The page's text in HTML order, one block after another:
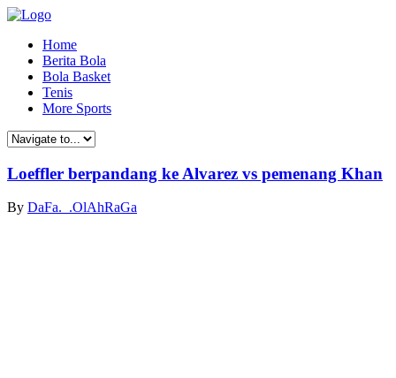
Home
Berita Bola
Bola Basket
Tenis
More Sports
Loeffler berpandang ke Alvarez vs pemenang Khan
By DaFa._.OlAhRaGa